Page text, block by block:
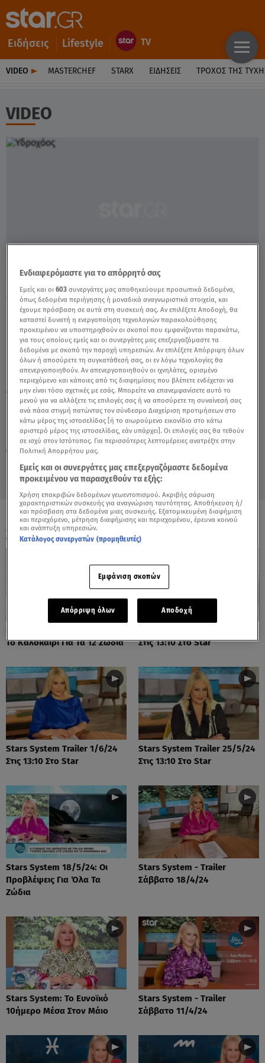
Ειδήσεις Lifestyle
VIDEO MASTERCHEF STARX ΕΙΔΉΣΕΙΣ ΤΡΟΧΌΣ ΤΗΣ
VIDEO
Παρασκευή 7 Αυγούστου 2026
04.09.18, 15:13 ΖΩΔΙΑ
Ο Υδροχόος σήμερα: 4/9/2018 - Video
TAGS: ΖΩΔΙΑ ΥΔΡΟΧΟΟΣ
ΟΛΑ ΤΑ ΒΙΝΤΕΟ
Stars System: Πώς Θα είναι
Το Καλοκαίρι Για Τα 12 Ζώδια
Στις 13:10 Στο Star
Stars System Trailer 1/6/24
Στις 13:10 Στο Star
Stars System Trailer 25/5/24
Στις 13:10 Στο Star
Stars System 18/5/24: Οι
Προβλέψεις Για Όλα Τα
Ζώδια
Stars System - Trailer
Σάββατο 18/4/24
Stars System: Το Ευνοϊκό
10ήμερο Μέσα Στον Μάιο
Stars System - Trailer
Σάββατο 11/4/24
Ενδιαφερόμαστε για το απόρρητό σας
Εμείς και οι603 συνεργάτες μας αποθηκεύουμε προσωπικά δεδομένα,
όπως δεδομένα περιήγησης ή μοναδικά αναγνωριστικά στοιχεία, και
έχουμε πρόσβαση σε αυτά στη συσκευή σας. Αν επιλέξετε Αποδοχή, θα
καταστεί δυνατή η ενεργοποίηση τεχνολογιών παρακολούθησης
προκειμένου να υποστηριχθούν οι σκοποί που εμφανίζονται παρακάτω,
για τους οποίους εμείς και οι συνεργάτες μας επεξεργαζόμαστε τα
δεδομένα με σκοπό την παροχή υπηρεσιών. Αν επιλέξετε Απόρριψη όλων
όλων ή αποσύρετε τη συγκατάθεσή σας, οι εν λόγω τεχνολογίες θα
απενεργοποιηθούν. Αν απενεργοποιηθούν οι ιχνηλάτες, ορισμένο
περιεχόμενο και κάποιες από τις διαφημίσεις που βλέπετε ενδέχεται να
μην είναι τόσο σχετικές με εσάς. Μπορείτε να επανεμφανίσετε αυτό το
μενού για να αλλάξετε τις επιλογές σας ή να αποσύρετε τη συναίνεσή σας
ανά πάσα στιγμή πατώντας τον σύνδεσμο Διαχείριση προτιμήσεων στο
κάτω μέρος της ιστοσελίδας [ή το αιωρούμενο εικονίδιο στο κάτω
αριστερό μέρος της ιστοσελίδας, εάν υπάρχει]. Οι επιλογές σας θα τεθούν
σε ισχύ στον Ιστότοπος. Για περισσότερες λεπτομέρειες ανατρέξτε στην
Πολιτική Απορρήτου μας.
Εμείς και οι συνεργάτες μας επεξεργαζόμαστε δεδομένα
προκειμένου να παρασχεθούν τα εξής:
Χρήση επακριβών δεδομένων γεωεντοπισμού. Ακριβής σάρωση
χαρακτηριστικών συσκευής για αναγνώριση ταυτότητας. Αποθήκευση ή/
και πρόσβαση στα δεδομένα μιας συσκευής. Εξατομικευμένη διαφήμιση
και περιεχόμενο, μέτρηση διαφήμισης και περιεχομένου, έρευνα κοινού
και ανάπτυξη υπηρεσιών.
Κατάλογος συνεργατών (προμηθευτές)
Εμφάνιση σκοπών
Απόρριψη όλων Αποδοχή